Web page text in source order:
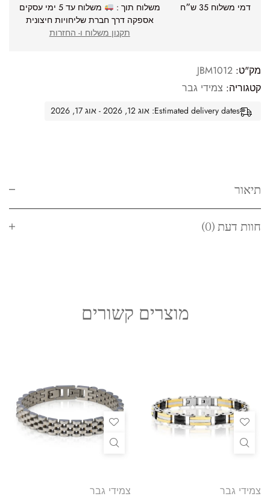
דמי משלוח 35 ש״ח משלוח תוך :
משלוח עד 5 ימי עסקים
אספקה דרך חברת שליחויות חיצונית
תקנון משלוח ו- החזרות
מק"ט: JBM1012
קטגוריה: צמידי גבר
Estimated delivery dates: אוג 12, 2026 - אוג 17, 2026
תיאור
חוות דעת (0)
מוצרים קשורים
צמידי גבר
צמידי גבר